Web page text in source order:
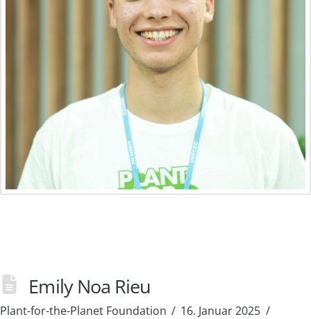
Emily Noa Rieu
Plant-for-the-Planet Foundation 16. Januar 2025